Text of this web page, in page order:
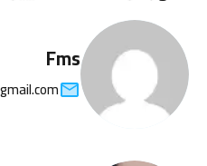
Fms